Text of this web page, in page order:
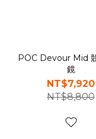
POC Devour Mid
鏡
NT$7,920
NT$8,800